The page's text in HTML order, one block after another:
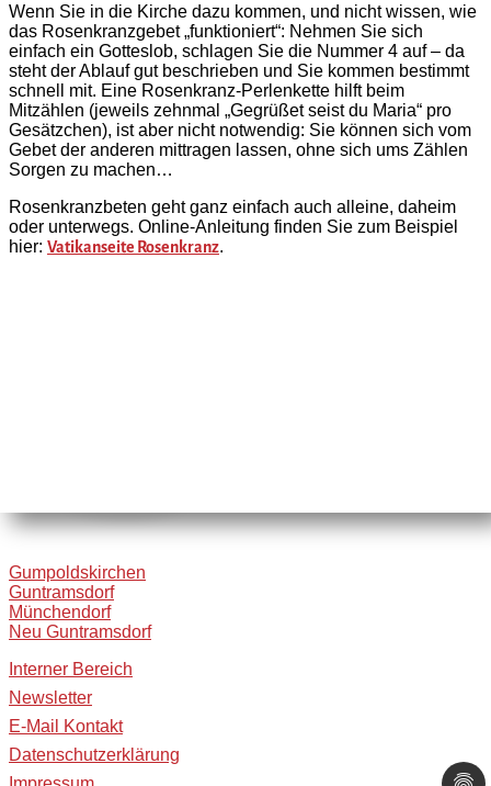
Wenn Sie in die Kirche dazu kommen, und nicht wissen, wie
das Rosenkranzgebet „funktioniert“: Nehmen Sie sich
einfach ein Gotteslob, schlagen Sie die Nummer 4 auf – da
steht der Ablauf gut beschrieben und Sie kommen bestimmt
schnell mit. Eine Rosenkranz-Perlenkette hilft beim
Mitzählen (jeweils zehnmal „Gegrüßet seist du Maria“ pro
Gesätzchen), ist aber nicht notwendig: Sie können sich vom
Gebet der anderen mittragen lassen, ohne sich ums Zählen
Sorgen zu machen…
Rosenkranzbeten geht ganz einfach auch alleine, daheim
oder unterwegs. Online-Anleitung finden Sie zum Beispiel
hier: Vatikanseite Rosenkranz.
Gumpoldskirchen
Guntramsdorf
Münchendorf
Neu Guntramsdorf
Interner Bereich
Newsletter
E-Mail Kontakt
Datenschutzerklärung